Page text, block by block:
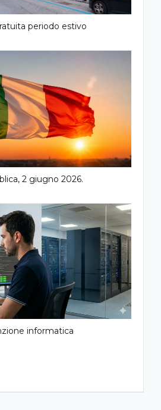
periodo estivo
2 giugno 2026.
informatica